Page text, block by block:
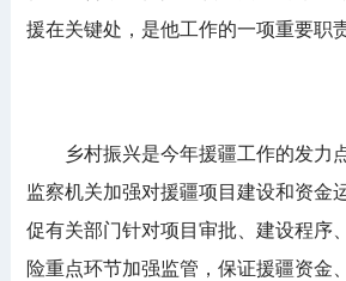
援在关键处，是他工作的一项重要职责
乡村振兴是今年援疆工作的发力
监察机关加强对援疆项目建设和资金
促有关部门针对项目审批、建设程序
险重点环节加强监管，保证援疆资金